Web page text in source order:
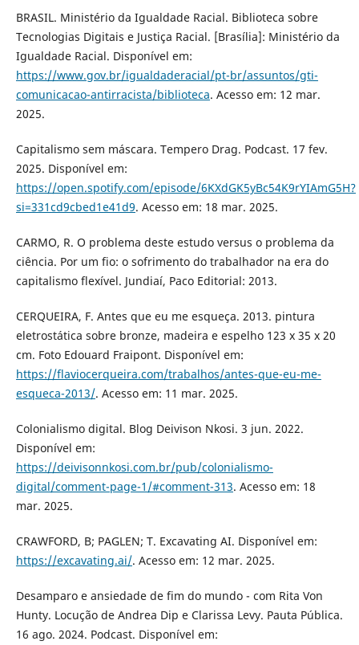
BRASIL. Ministério da Igualdade Racial. Biblioteca sobre
Tecnologias Digitais e Justiça Racial. [Brasília]: Ministério da
Igualdade Racial. Disponível em:
https://www.gov.br/igualdaderacial/pt-br/assuntos/gti-
comunicacao-antirracista/biblioteca. Acesso em: 12 mar.
2025.
Capitalismo sem máscara. Tempero Drag. Podcast. 17 fev.
2025. Disponível em:
https://open.spotify.com/episode/6KXdGK5yBc54K9rYIAmG5H?
si=331cd9cbed1e41d9. Acesso em: 18 mar. 2025.
CARMO, R. O problema deste estudo versus o problema da
ciência. Por um fio: o sofrimento do trabalhador na era do
capitalismo flexível. Jundiaí, Paco Editorial: 2013.
CERQUEIRA, F. Antes que eu me esqueça. 2013. pintura
eletrostática sobre bronze, madeira e espelho 123 x 35 x 20
cm. Foto Edouard Fraipont. Disponível em:
https://flaviocerqueira.com/trabalhos/antes-que-eu-me-
esqueca-2013/. Acesso em: 11 mar. 2025.
Colonialismo digital. Blog Deivison Nkosi. 3 jun. 2022.
Disponível em:
https://deivisonnkosi.com.br/pub/colonialismo-
digital/comment-page-1/#comment-313. Acesso em: 18
mar. 2025.
CRAWFORD, B; PAGLEN; T. Excavating AI. Disponível em:
https://excavating.ai/. Acesso em: 12 mar. 2025.
Desamparo e ansiedade de fim do mundo - com Rita Von
Hunty. Locução de Andrea Dip e Clarissa Levy. Pauta Pública.
16 ago. 2024. Podcast. Disponível em: